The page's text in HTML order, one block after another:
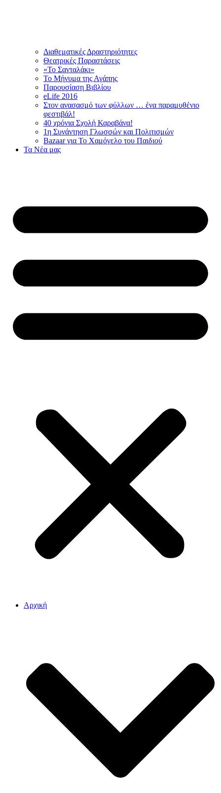
Διαθεματικές Δραστηριότητες
Θεατρικές Παραστάσεις
«Το Σανταλάκι»
Το Mήνυμα της Αγάπης
Παρουσίαση Βιβλίου
eLife 2016
Στον ανασασμό των φύλλων … ένα παραμυθένιο
φεστιβάλ!
40 χρόνια Σχολή Καραβάνα!
1η Συνάντηση Γλωσσών και Πολιτισμών
Bazaar για Το Χαμόγελο του Παιδιού
Τα Νέα μας
Αρχική